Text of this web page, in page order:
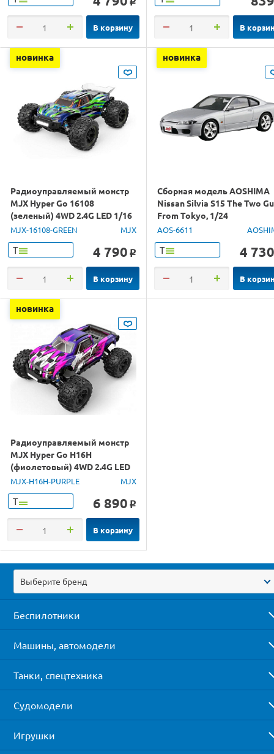
В корзину В
новинка
Радиоуправляемый монстр
MJX Hyper Go 16108
(зеленый) 4WD 2.4G LED 1/16
RTR
MJX-16108-GREEN MJX
Т 4 790 o
В корзину
новинка
Сборная модель AOSHIMA
Nissan Silvia S15 The Two
From Tokyo, 1/24
AOS-6611
Т 4 730
В
новинка
Радиоуправляемый монстр
MJX Hyper Go H16H
(фиолетовый) 4WD 2.4G LED
GPS 1/16 RTR
MJX-H16H-PURPLE MJX
Т 6 890 o
В корзину
Выберите бренд
Беспилотники
Машины, автомодели
Танки, спецтехника
Судомодели
Игрушки